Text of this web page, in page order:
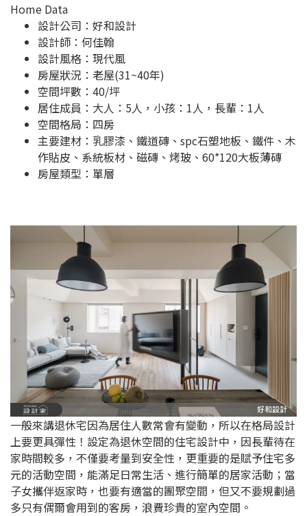
Home Data
設計公司： 好和設計
設計師：何佳翰
設計風格：現代風
房屋狀況：老屋(31~40年)
空間坪數：40/坪
居住成員：大人：5人，小孩：1人，長輩：1人
空間格局：四房
主要建材：乳膠漆、鐵道磚、spc石塑地板、鐵件、木
作貼皮、系統板材、磁磚、烤玻、60*120大板薄磚
房屋類型：單層
一般來講退休宅因為居住人數常會有變動，所以在格局設計
上要更具彈性！設定為退休空間的住宅設計中，因長輩待在
家時間較多，不僅要考量到安全性，更重要的是賦予住宅多
元的活動空間，能滿足日常生活、進行簡單的居家活動；當
子女攜伴返家時，也要有適當的團聚空間，但又不要規劃過
多只有偶爾會用到的客房，浪費珍貴的室內空間。